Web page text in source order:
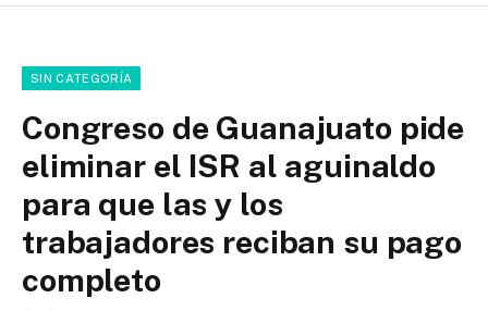
SIN CATEGORÍA
Congreso de Guanajuato pide
eliminar el ISR al aguinaldo
para que las y los
trabajadores reciban su pago
completo